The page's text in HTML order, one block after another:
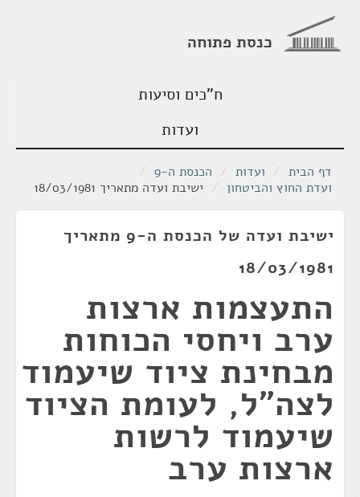
כנסת פתוחה
ח"כים וסיעות
ועדות
דף הבית / ועדות / הכנסת ה-9
/
ועדת החוץ והביטחון / ישיבת ועדה מתאריך 18/03/1981
ישיבת ועדה של הכנסת ה-9 מתאריך
18/03/1981
התעצמות ארצות
ערב ויחסי הכוחות
מבחינת ציוד שיעמוד
לצה"ל, לעומת הציוד
שיעמוד לרשות
ארצות ערב